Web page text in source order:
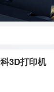
3D打印机